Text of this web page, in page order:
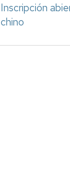
Inscripción
chino